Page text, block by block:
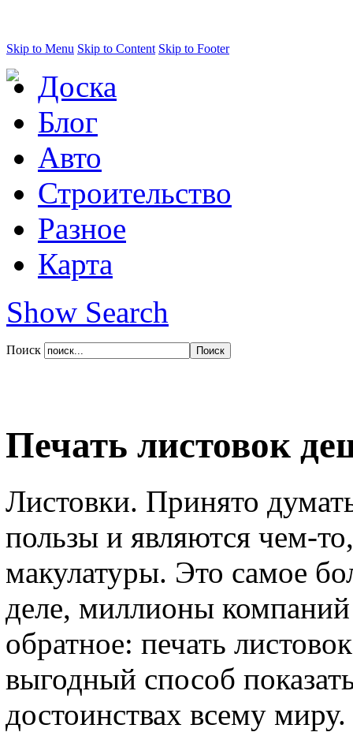
Skip to Menu Skip to Content Skip to Footer
Доска
Блог
Авто
Строительство
Разное
Карта
Show Search
Поиск
Печать листовок
Листовки. Принято
пользы и являются чем-
макулатуры. Это самое
деле, миллионы
обратное: печать
выгодный способ
достоинствах всему миру.